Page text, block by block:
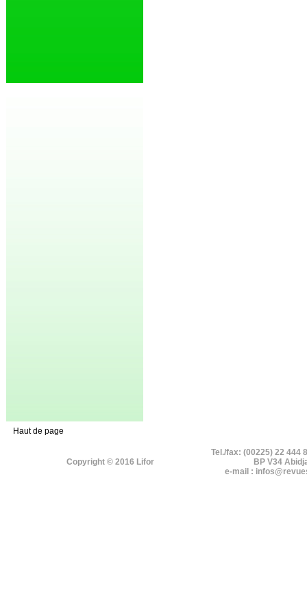
Haut de page
Copyright © 2016 Lifor
Tel./fax: (00225) 22 444
BP V34
e-mail :